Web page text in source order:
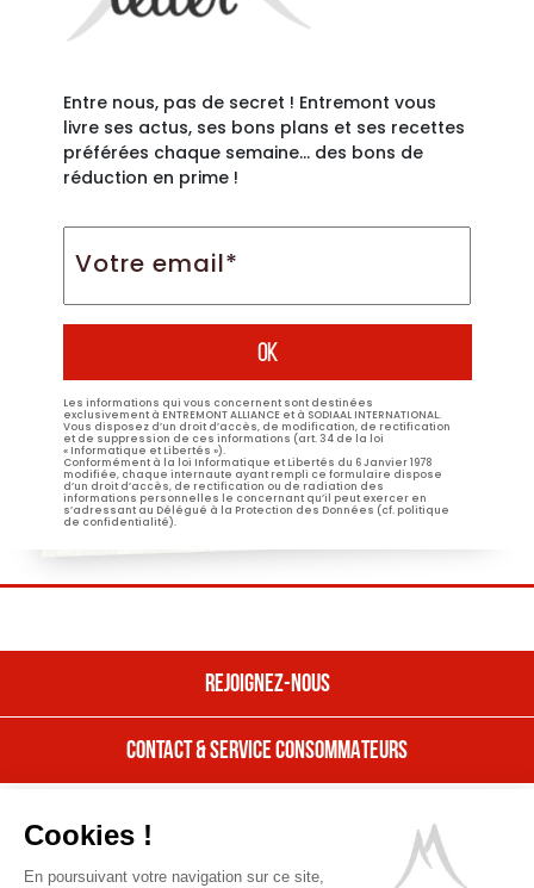
Entre nous, pas de secret ! Entremont vous
livre ses actus, ses bons plans et ses recettes
préférées chaque semaine… des bons de
réduction en prime !
email*
Les informations qui vous concernent sont destinées
exclusivement à ENTREMONT ALLIANCE et à SODIAAL INTERNATIONAL.
Vous disposez d’un droit d’accès, de modification, de rectification
et de suppression de ces informations (art. 34 de la loi
« Informatique et Libertés »).
Conformément à la loi Informatique et Libertés du 6 Janvier 1978
modifiée, chaque internaute ayant rempli ce formulaire dispose
d’un droit d’accès, de rectification ou de radiation des
informations personnelles le concernant qu’il peut exercer en
s’adressant au Délégué à la Protection des Données (cf. politique
de confidentialité).
REJOIGNEZ-NOUS
REJOIGNEZ NOUS
Nous rejoindre
CONTACT & SERVICE CONSOMMATEURS
CONTACT & SERVICE CONSOMMATEURS
Contactez Entremont
Cookies !
En poursuivant votre navigation sur ce site,